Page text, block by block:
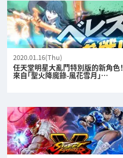
2020.01.16(Thu)
任天堂明星大亂鬥特別版的新角色！
來自「聖火降魔錄-風花雪月」…